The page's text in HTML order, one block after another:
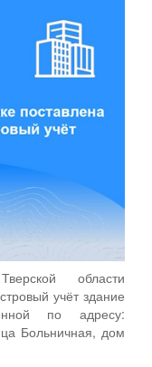
области
учёт здание
по адресу:
Больничная, дом